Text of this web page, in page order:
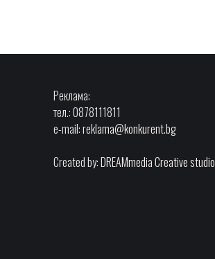
Реклама:
тел.: 0878111811
e-mail:reklama@konkurent.bg
Created by:DREAMmedia Creative studio